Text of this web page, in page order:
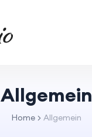
Allgemein
Home Allgemein